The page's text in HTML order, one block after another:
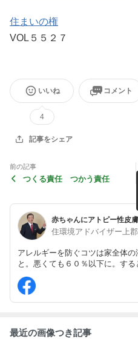
住ま いの権
VOL５５２７
いいね
4
コメント
記事をシェア
前の記事
つくる責任 つかう責任
アレルギーを防ぐコツは家全体
と。悪くても６０％以下に。す
ビ・ダニの繁殖が抑えられる。
復する。そしてそこに「換気」・
最近の画像つき記事